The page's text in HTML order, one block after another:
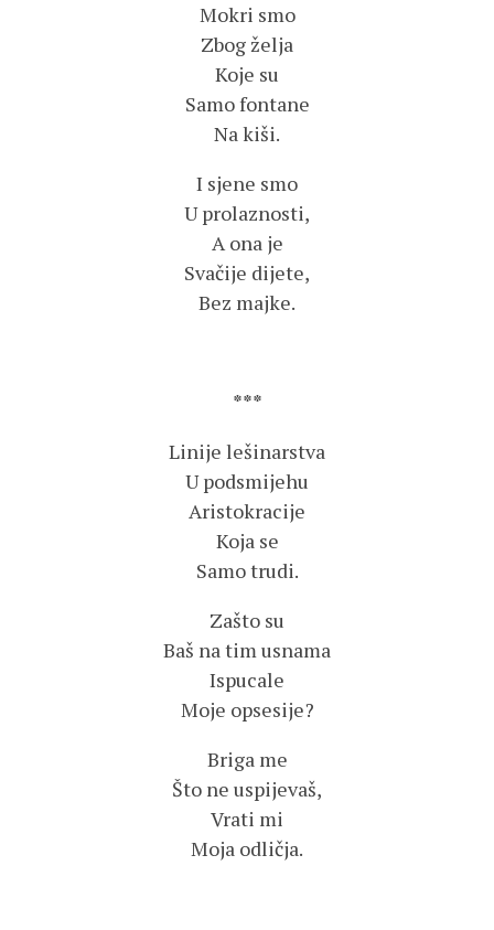
Mokri smo
Zbog želja
Koje su
Samo fontane
Na kiši.
I sjene smo
U prolaznosti,
A ona je
Svačije dijete,
Bez majke.
***
Linije lešinarstva
U podsmijehu
Aristokracije
Koja se
Samo trudi.
Zašto su
Baš na tim usnama
Ispucale
Moje opsesije?
Briga me
Što ne uspijevaš,
Vrati mi
Moja odličja.